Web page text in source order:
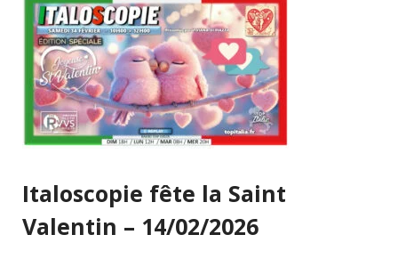
Italoscopie fête la Saint
Valentin – 14/02/2026